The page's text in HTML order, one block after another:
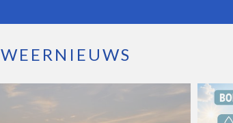
WEERNIEUWS